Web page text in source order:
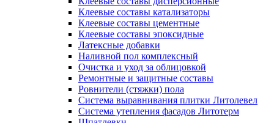
Клеевые составы катализаторы
Клеевые составы цементные
Клеевые составы эпоксидные
Латексные добавки
Наливной пол комплексный
Очистка и уход за облицовкой
Ремонтные и защитные составы
Ровнители (стяжки) пола
Система выравнивания плитки Литолевел
Система утепления фасадов Литотерм